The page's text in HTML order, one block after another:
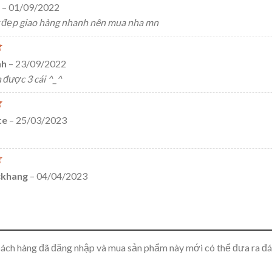
– 01/09/2022
giao hàng nhanh nên mua nha mn
– 23/09/2022
3 cái ^_^
– 25/03/2023
– 04/04/2023
hàng đã đăng nhập và mua sản phẩm này mới có thể đưa ra